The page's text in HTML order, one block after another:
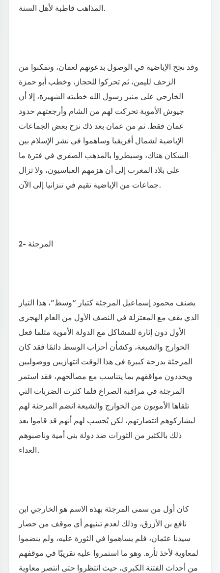
المذاهب قاطبة لأهل السنة.
وقد نجح الإباضية في الوصول بدعوتهم لعمان، وتمكنوا من
الزحف لليمن، ثم تحركوا للحجاز، وخطب أبو حمزة
الخارجي على منبر رسول الله خطبته الشهيرة، إلا أن
جيوش الأموية تحركت لهم من الشام وأرجعتهم حدود
عمان فقط. ثم من عمان بعد ذك نزح بعض الجماعات
الإباضية لشمال أفريقيا وساهموا في نشر الإسلام بين
السكان هناك، وسيطروا بالمذهب الصفري في فترة ما
على بلاد المغرب إلى أن هزمهم العباسيون، ولا تزال
جماعات من الإباضية تقيم في تنزانيا إلى الآن.
2- المرجئة
يصنف محمود إسماعيل المرجئة كتيار “وسط”، هذا التيار
الذي يقف مع المعتزلة في النصف الأول من العام الهجري
الأول دون إثارة للمشاكل مع الدولة الأموية مثلما فعل
الخوارج والشيعة، وكشأن أحزاب الوسط دائمًا فقد كان
المرجئة بدرجة كبيرة في هذا الوقت انتهازيين ووصوليين
ويحددون مواقفهم بما يتناسب مع مصالحهم، فقد استمر
المرجئة في مراقبة الصراع فلما كثرت الضربات التي
تلقاها الأمويون من الخوارج والشيعة انضم المرجئة لهم
ليشاركوهم انتصارتهم، لكن يُحسب لهم أنهم قد قاموا بعد
ذلك بالكثير من الثورات ضد دولة بني أمية وناصبوهم
العداء.
كان أول من سمى المرجئة بهذه الاسم هو الخارجي ابن
نافع بن الأزرق، وذلك لعدم تبنيهم أي موقف من حصار
سيدنا عثمان، فلم يساهموا في الثورة عليه، ولم ينضموا
لمعاوية لأخذ ثأره. وهو ما استمروا عليه تقريبًا في موقفهم
من أحداث الفتنة الكبرى، حيث انتظروا حتى انتصر معاوية